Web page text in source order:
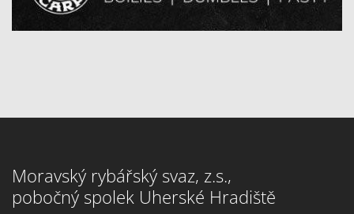
Moravský rybářský svaz, z.s.,
pobočný spolek Uherské Hradiště